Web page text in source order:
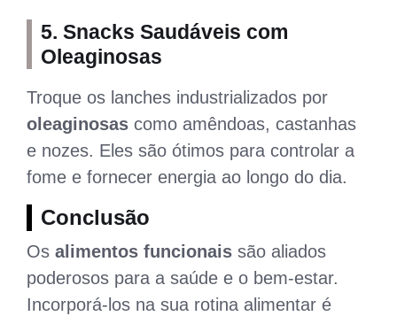
5. Snacks Saudáveis com
Oleaginosas
Troque os lanches industrializados por
oleaginosas como amêndoas, castanhas
e nozes. Eles são ótimos para controlar a
fome e fornecer energia ao longo do dia.
Conclusão
Os alimentos funcionais são aliados
poderosos para a saúde e o bem-estar.
Incorporá-los na sua rotina alimentar é